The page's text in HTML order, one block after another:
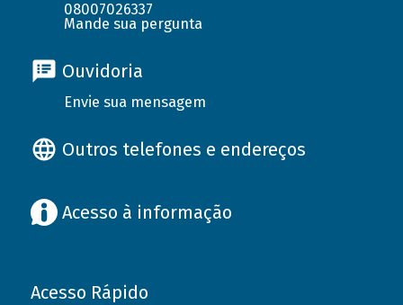
08007026337
Mande sua pergunta
Ouvidoria
Envie sua mensagem
Outros telefones e endereços
Acesso à informação
Acesso Rápido